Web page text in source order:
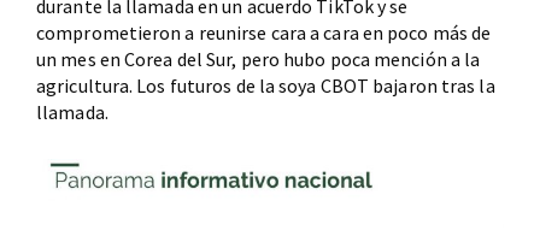
durante la llamada en un acuerdo TikTok y se
comprometieron a reunirse cara a cara en poco más de
un mes en Corea del Sur, pero hubo poca mención a la
agricultura. Los futuros de la soya CBOT bajaron tras la
llamada.